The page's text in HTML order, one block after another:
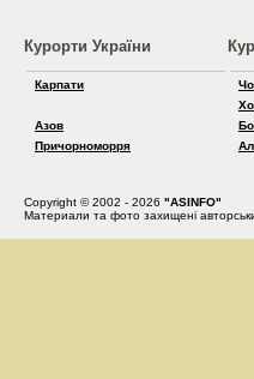
Курорти України
Карпати
Азов
Причорноморря
Copyright © 2002 - 2026 "ASINFO"
Материали та фото захищені